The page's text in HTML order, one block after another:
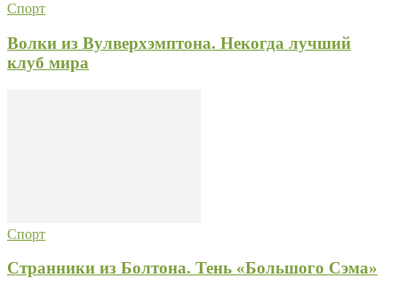
Спорт
Волки из Вулверхэмптона. Некогда лучший
клуб мира
Спорт
Странники из Болтона. Тень «Большого Сэма»